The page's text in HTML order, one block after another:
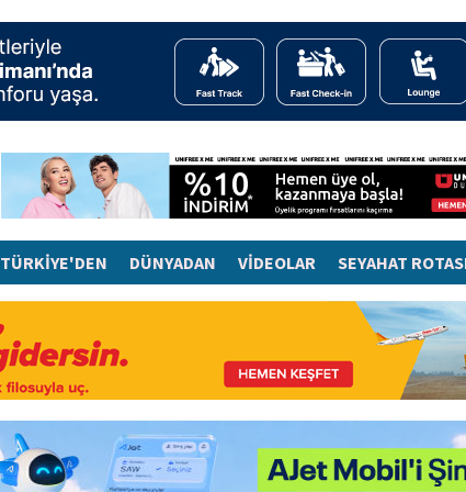
TÜRKİYE'DEN DÜNYADAN VİDEOLAR SEYAHAT